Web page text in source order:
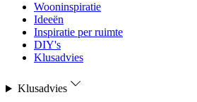
Wooninspiratie
Ideeën
Inspiratie per ruimte
DIY's
Klusadvies
Klusadvies